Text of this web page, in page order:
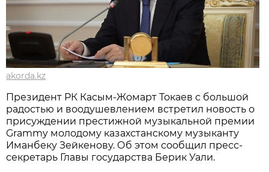
akorda.kz
Президент РК Касым-Жомарт Токаев с большой
радостью и воодушевлением встретил новость о
присуждении престижной музыкальной премии
Grammy молодому казахстанскому музыканту
Иманбеку Зейкенову. Об этом сообщил пресс-
секретарь Главы государства Берик Уали.